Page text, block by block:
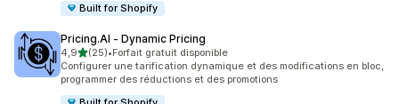
Built for Shopify
Pricing.AI ‑ Dynamic Pricing
4,9étoile(s) sur 5
(25)
25 avis au total
•Forfait gratuit disponible
Configurer une tarification dynamique et des modifications en bloc,
programmer des réductions et des promotions